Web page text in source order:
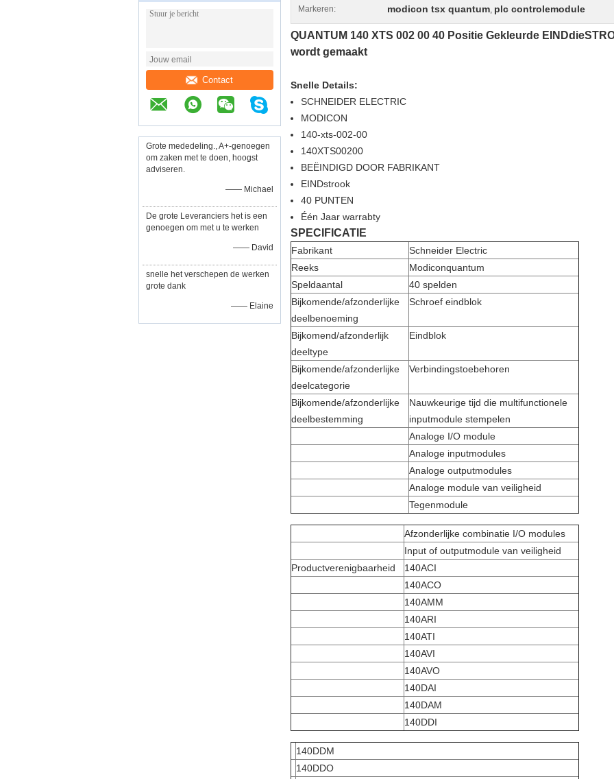
Contact
Grote mededeling., A+-genoegen
om zaken met te doen, hoogst
adviseren.
—— Michael
De grote Leveranciers het is een
genoegen om met u te werken
—— David
snelle het verschepen de werken
grote dank
—— Elaine
Markeren: modicon tsx quantum, plc controlemodule
QUANTUM 140 XTS 002 00 40 Positie Gekleurde
wordt gemaakt
Snelle Details:
SCHNEIDER ELECTRIC
MODICON
140-xts-002-00
140XTS00200
BEËINDIGD DOOR FABRIKANT
EINDstrook
40 PUNTEN
Één Jaar warrabty
SPECIFICATIE
Fabrikant
Schneider Electric
Reeks
Modiconquantum
Speldaantal
40 spelden
Bijkomende/afzonderlijke
deelbenoeming
Schroef eindblok
Bijkomend/afzonderlijk
deeltype
Eindblok
Bijkomende/afzonderlijke
deelcategorie
Verbindingstoebehoren
Bijkomende/afzonderlijke
deelbestemming
Nauwkeurige tijd die multifunctionele
inputmodule stempelen
Analoge I/O module
Analoge inputmodules
Analoge outputmodules
Analoge module van veiligheid
Tegenmodule
Afzonderlijke combinatie I/O modules
Input of outputmodule van veiligheid
Productverenigbaarheid
140ACI
140ACO
140AMM
140ARI
140ATI
140AVI
140AVO
140DAI
140DAM
140DDI
140DDM
140DDO